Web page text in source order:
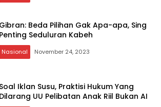
Gibran: Beda Pilihan Gak Apa-apa, Sing
Penting Seduluran Kabeh
Nasional November 24, 2023
Soal Iklan Susu, Praktisi Hukum Yang
Dilarang UU Pelibatan Anak Riil Bukan AI